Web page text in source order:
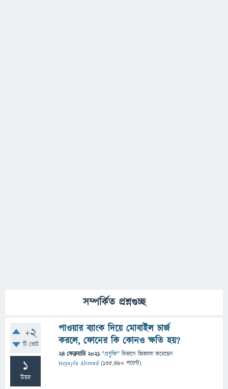
সম্পর্কিত প্রশ্নগুচ্ছ
+2
টি ভোট
1
উত্তর
পাওয়ার ব্যাংক দিয়ে মোবাইল চার্জ
করলে, ফোনের কি কোনও ক্ষতি হয়?
24 ফেব্রুয়ারি 2021 "প্রযুক্তি" বিভাগে জিজ্ঞাসাকরেছেন
Hojayfa Ahmed (135,490 পয়েন্ট)